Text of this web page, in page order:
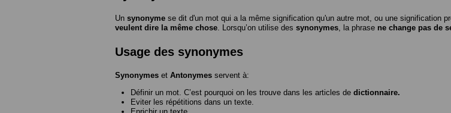
Un synonyme se dit d'un mot qui a la même signification qu'un autre mot, ou une signification
veulent dire la même chose. Lorsqu’on utilise des synonymes, la phrase ne change pas de
Usage des synonymes
Synonymes et Antonymes servent à:
Définir un mot. C’est pourquoi on les trouve dans les articles de dictionnaire.
Eviter les répétitions dans un texte.